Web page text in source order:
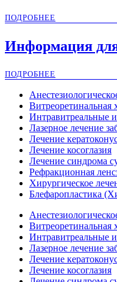
ПОДРОБНЕЕ
Информация
ПОДРОБНЕЕ
Витреоретинальная
Интравитреальные
Лазерное лечение
Лечение
Лечение косоглазия
Лечение синдрома
Рефракционная
Хирургическое
Блефаропластика
Витреоретинальная
Интравитреальные
Лазерное лечение
Лечение
Лечение косоглазия